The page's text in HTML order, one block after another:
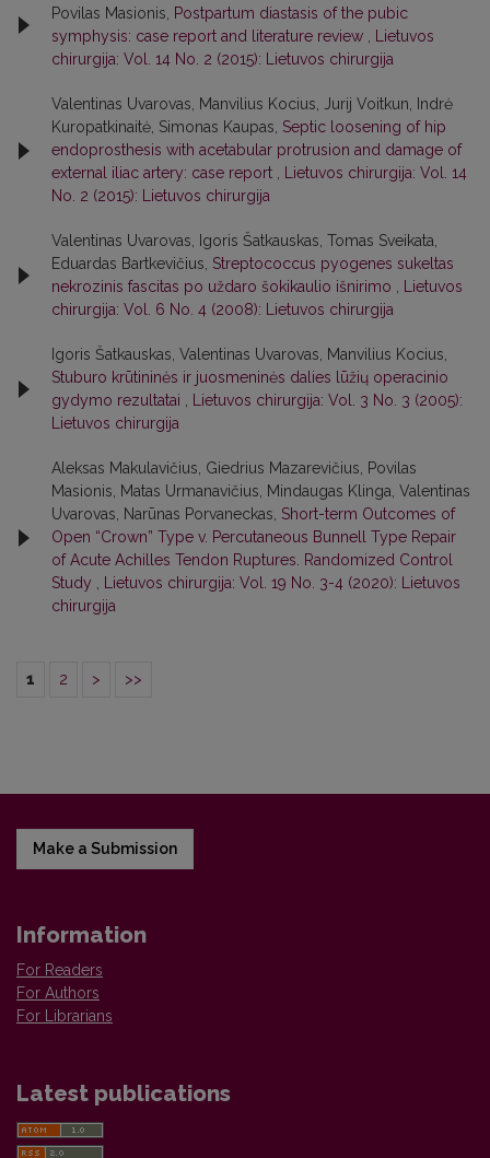
Povilas Masionis,
Postpartum diastasis of the pubic
symphysis: case report and literature review
Lietuvos
chirurgija: Vol. 14 No. 2 (2015): Lietuvos chirurgija
Valentinas Uvarovas, Manvilius Kocius, Jurij Voitkun, Indrė
Kuropatkinaitė, Simonas Kaupas, Septic loosening of hip
endoprosthesis with acetabular protrusion and damage of
external iliac artery: case report
Lietuvos chirurgija: Vol. 14
No. 2 (2015): Lietuvos chirurgija
Valentinas Uvarovas, Igoris Šatkauskas, Tomas Sveikata,
Eduardas Bartkevičius, Streptococcus pyogenes sukeltas
nekrozinis fascitas po uždaro šokikaulio išnirimo
Lietuvos
chirurgija: Vol. 6 No. 4 (2008): Lietuvos chirurgija
Igoris Šatkauskas, Valentinas Uvarovas, Manvilius Kocius,
Stuburo krūtininės ir juosmeninės dalies lūžių operacinio
gydymo rezultatai
Lietuvos chirurgija: Vol. 3 No. 3 (2005):
Lietuvos chirurgija
Aleksas Makulavičius, Giedrius Mazarevičius, Povilas
Masionis, Matas Urmanavičius, Mindaugas Klinga, Valentinas
Uvarovas, Narūnas Porvaneckas, Short-term Outcomes of
Open “Crown” Type v. Percutaneous Bunnell Type Repair
of Acute Achilles Tendon Ruptures. Randomized Control
Study
Lietuvos chirurgija: Vol. 19 No. 3-4 (2020): Lietuvos
chirurgija
1 2 > >>
Make a Submission
Information
For Readers
For Authors
For Librarians
Latest publications